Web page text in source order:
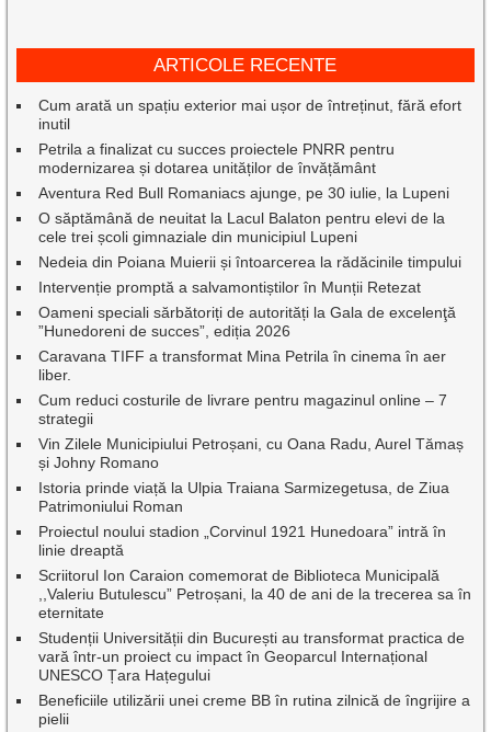
ARTICOLE RECENTE
Cum arată un spațiu exterior mai ușor de întreținut, fără efort
inutil
Petrila a finalizat cu succes proiectele PNRR pentru
modernizarea și dotarea unităților de învățământ
Aventura Red Bull Romaniacs ajunge, pe 30 iulie, la Lupeni
O săptămână de neuitat la Lacul Balaton pentru elevi de la
cele trei școli gimnaziale din municipiul Lupeni
Nedeia din Poiana Muierii și întoarcerea la rădăcinile timpului
Intervenție promptă a salvamontiștilor în Munții Retezat
Oameni speciali sărbătoriți de autorități la Gala de excelenţă
”Hunedoreni de succes”, ediția 2026
Caravana TIFF a transformat Mina Petrila în cinema în aer
liber.
Cum reduci costurile de livrare pentru magazinul online – 7
strategii
Vin Zilele Municipiului Petroșani, cu Oana Radu, Aurel Tămaș
și Johny Romano
Istoria prinde viață la Ulpia Traiana Sarmizegetusa, de Ziua
Patrimoniului Roman
Proiectul noului stadion „Corvinul 1921 Hunedoara” intră în
linie dreaptă
Scriitorul Ion Caraion comemorat de Biblioteca Municipală
,,Valeriu Butulescu” Petroșani, la 40 de ani de la trecerea sa în
eternitate
Studenții Universității din București au transformat practica de
vară într-un proiect cu impact în Geoparcul Internațional
UNESCO Țara Hațegului
Beneficiile utilizării unei creme BB în rutina zilnică de îngrijire a
pielii